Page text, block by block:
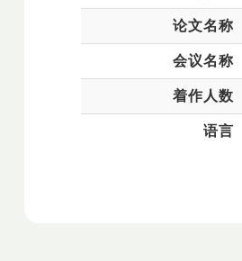
论文名称
会议名称
着作人数
语言